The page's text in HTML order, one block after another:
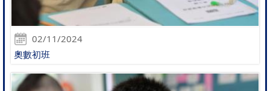
02/11/2024
奧數初班